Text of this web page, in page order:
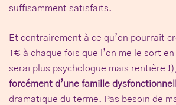
suffisamment satisfaits.
Et contrairement à ce qu’on pourrait
1€ à chaque fois que l’on me le sort
serai plus psychologue mais rentière
forcément d’une famille
dramatique du terme. Pas besoin de